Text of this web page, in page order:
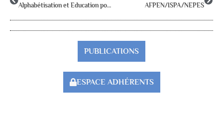
Alphabétisation et Education pour tous tout au long de la vie. AFPEN/ISPA/NEPES
PUBLICATIONS
ESPACE ADHÉRENTS